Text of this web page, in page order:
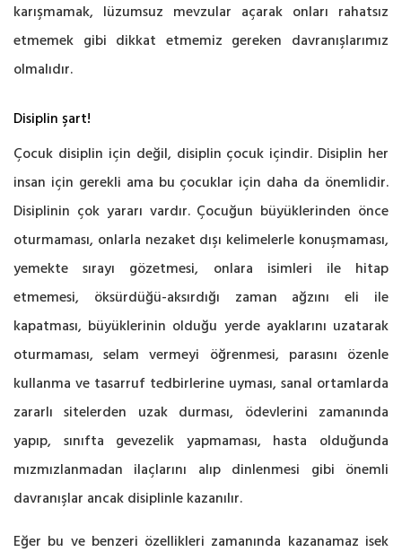
karışmamak, lüzumsuz mevzular açarak onları rahatsız
etmemek gibi dikkat etmemiz gereken davranışlarımız
olmalıdır.
Disiplin şart!
Çocuk disiplin için değil, disiplin çocuk içindir. Disiplin her
insan için gerekli ama bu çocuklar için daha da önemlidir.
Disiplinin çok yararı vardır. Çocuğun büyüklerinden önce
oturmaması, onlarla nezaket dışı kelimelerle konuşmaması,
yemekte sırayı gözetmesi, onlara isimleri ile hitap
etmemesi, öksürdüğü-aksırdığı zaman ağzını eli ile
kapatması, büyüklerinin olduğu yerde ayaklarını uzatarak
oturmaması, selam vermeyi öğrenmesi, parasını özenle
kullanma ve tasarruf tedbirlerine uyması, sanal ortamlarda
zararlı sitelerden uzak durması, ödevlerini zamanında
yapıp, sınıfta gevezelik yapmaması, hasta olduğunda
mızmızlanmadan ilaçlarını alıp dinlenmesi gibi önemli
davranışlar ancak disiplinle kazanılır.
Eğer bu ve benzeri özellikleri zamanında kazanamaz isek